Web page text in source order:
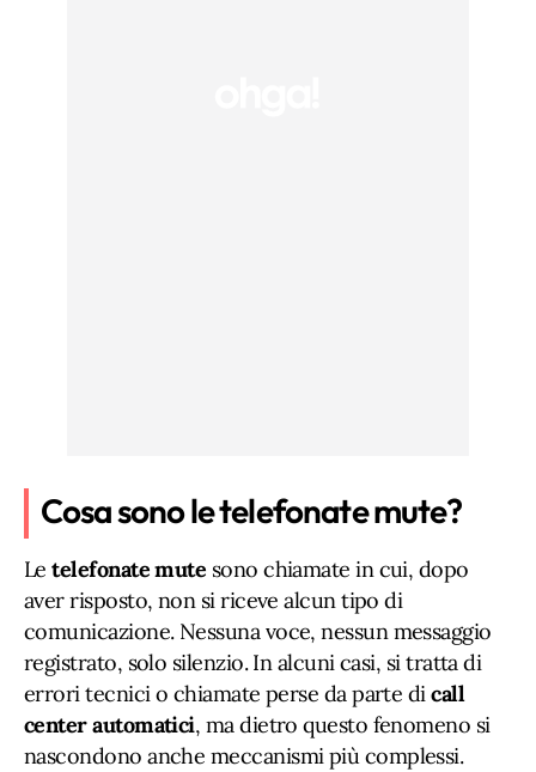
Cosa sono le telefonate mute?
Letelefonate mute sono chiamate in cui, dopo
aver risposto, non si riceve alcun tipo di
comunicazione. Nessuna voce, nessun messaggio
registrato, solo silenzio. In alcuni casi, si tratta di
errori tecnici o chiamate perse da parte dicall
center automatici, ma dietro questo fenomeno si
nascondono anche meccanismi più complessi.